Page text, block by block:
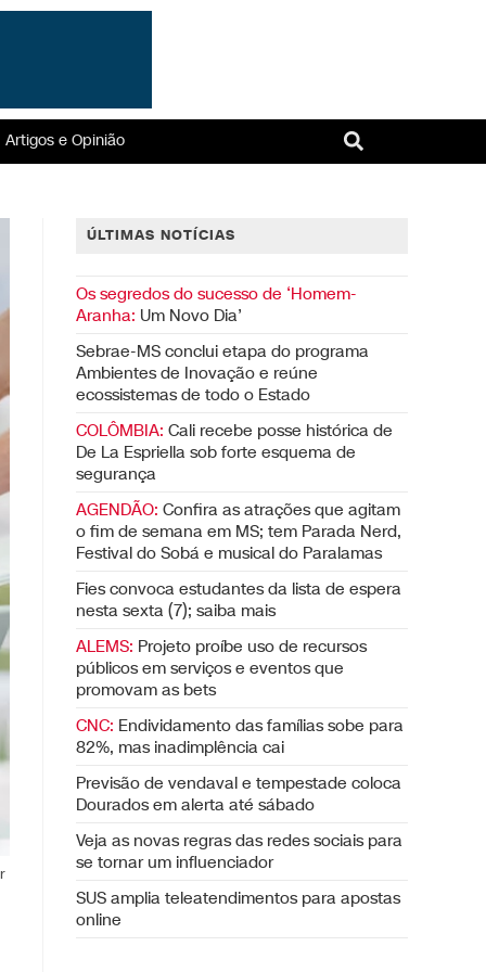
Artigos e Opinião
ÚLTIMAS NOTÍCIAS
Os segredos do sucesso de ‘Homem-
Aranha: Um Novo Dia’
Sebrae-MS conclui etapa do programa
Ambientes de Inovação e reúne
ecossistemas de todo o Estado
COLÔMBIA: Cali recebe posse histórica de
De La Espriella sob forte esquema de
segurança
AGENDÃO: Confira as atrações que agitam
o fim de semana em MS; tem Parada Nerd,
Festival do Sobá e musical do Paralamas
Fies convoca estudantes da lista de espera
nesta sexta (7); saiba mais
ALEMS: Projeto proíbe uso de recursos
públicos em serviços e eventos que
promovam as bets
CNC: Endividamento das famílias sobe para
82%, mas inadimplência cai
Previsão de vendaval e tempestade coloca
Dourados em alerta até sábado
Veja as novas regras das redes sociais para
se tornar um influenciador
SUS amplia teleatendimentos para apostas
online